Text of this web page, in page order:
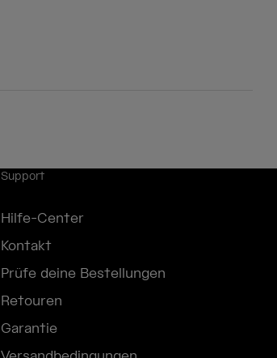
Support
Hilfe-Center
Kontakt
Prüfe deine Bestellungen
Retouren
Garantie